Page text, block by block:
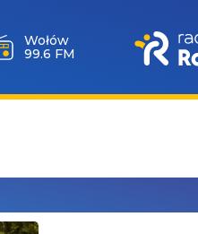
Wołów
99.6 FM